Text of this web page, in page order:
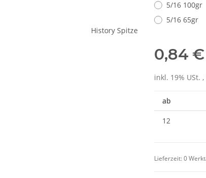
5/16 100gr
5/16 65gr
0,84 €
inkl. 19% USt. ,
ab
12
Lieferzeit:0